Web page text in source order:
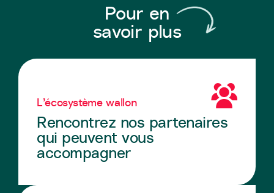
Pour en
savoir plus
L’écosystème wallon
Rencontrez nos partenaires
qui peuvent vous
accompagner